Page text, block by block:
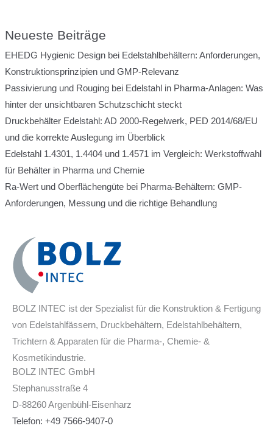
Neueste Beiträge
EHEDG Hygienic Design bei Edelstahlbehältern: Anforderungen,
Konstruktionsprinzipien und GMP-Relevanz
Passivierung und Rouging bei Edelstahl in Pharma-Anlagen: Was
hinter der unsichtbaren Schutzschicht steckt
Druckbehälter Edelstahl: AD 2000-Regelwerk, PED 2014/68/EU
und die korrekte Auslegung im Überblick
Edelstahl 1.4301, 1.4404 und 1.4571 im Vergleich: Werkstoffwahl
für Behälter in Pharma und Chemie
Ra-Wert und Oberflächengüte bei Pharma-Behältern: GMP-
Anforderungen, Messung und die richtige Behandlung
BOLZ INTEC ist der Spezialist für die Konstruktion & Fertigung
von Edelstahlfässern, Druckbehältern, Edelstahlbehältern,
Trichtern & Apparaten für die Pharma-, Chemie- &
Kosmetikindustrie.
BOLZ INTEC GmbH
Stephanusstraße 4
D-88260 Argenbühl-Eisenharz
Telefon: +49 7566-9407-0